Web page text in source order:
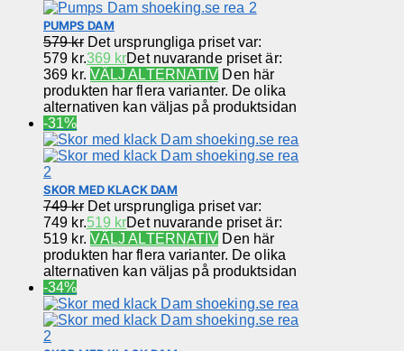
PUMPS DAM
579kr Det ursprungliga priset var:
579 kr.369 krDet nuvarande priset är:
369 kr. VÄLJ ALTERNATIV Den här
produkten har flera varianter. De olika
alternativen kan väljas på produktsidan
-31%
SKOR MED KLACK DAM
749kr Det ursprungliga priset var:
749 kr.519 krDet nuvarande priset är:
519 kr. VÄLJ ALTERNATIV Den här
produkten har flera varianter. De olika
alternativen kan väljas på produktsidan
-34%